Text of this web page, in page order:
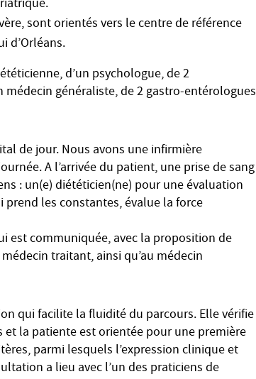
sont orientés vers le centre de référence
d’Orléans.
d’un psychologue, de 2
généraliste, de 2 gastro-entérologues
de jour. Nous avons une infirmière
A l’arrivée du patient, une prise de sang
: un(e) diététicien(ne) pour une évaluation
les constantes, évalue la force
est communiquée, avec la proposition de
traitant, ainsi qu’au médecin
qui facilite la fluidité du parcours. Elle vérifie
la patiente est orientée pour une première
parmi lesquels l’expression clinique et
a lieu avec l’un des praticiens de